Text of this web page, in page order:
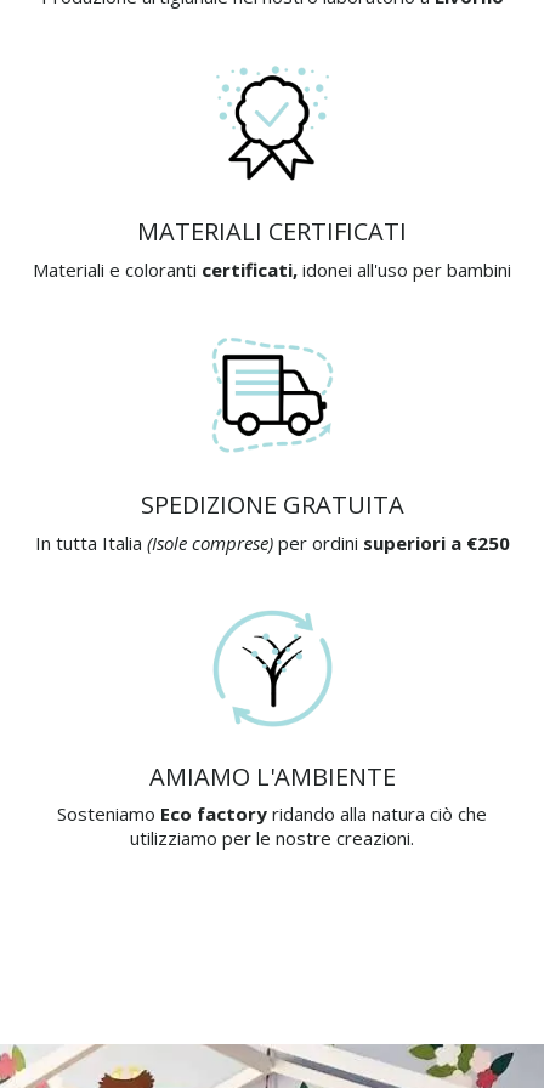
MATERIALI CERTIFICATI
Materiali e coloranti certificati, idonei all'uso per bambini
SPEDIZIONE GRATUITA
In tutta Italia (Isole comprese) per ordini superiori a €250
AMIAMO L'AMBIENTE
Sosteniamo Eco factory ridando alla natura ciò che
utilizziamo per le nostre creazioni.